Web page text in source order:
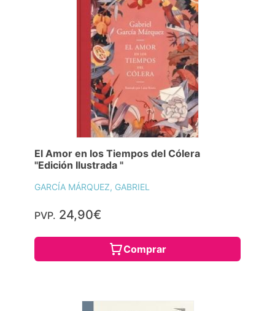
El Amor en los Tiempos del Cólera
"Edición Ilustrada "
GARCÍA MÁRQUEZ, GABRIEL
PVP. 24,90€
Comprar